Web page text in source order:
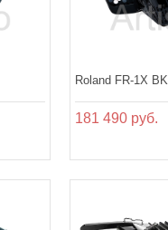
Roland FR-1X BK
181 490 руб.